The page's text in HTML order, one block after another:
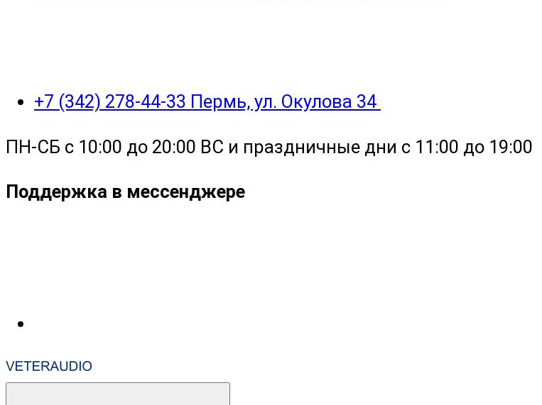
+7 (342) 278-44-33 Пермь, ул. Окулова 34
ПН-СБ с 10:00 до 20:00 ВС и праздничные дни с 11:00 до 19:00
Поддержка в мессенджере